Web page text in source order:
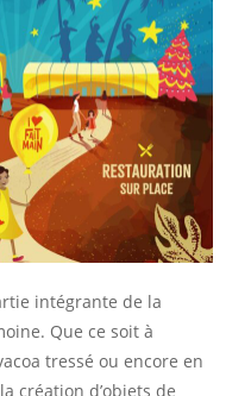
intégrante de la
Que ce soit à
tressé ou encore en
création d’objets de